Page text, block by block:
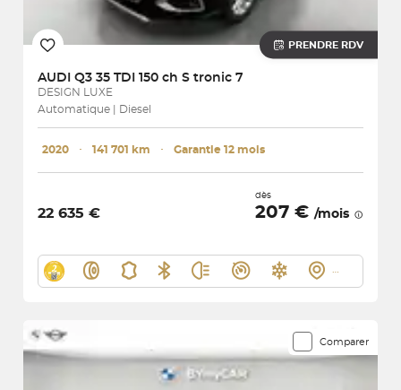
PRENDRE RDV
AUDI Q3 35 TDI 150 ch S tronic 7
DESIGN LUXE
Automatique | Diesel
2020 ･ 141 701 km ･ Garantie 12 mois
22 635 €
dès
207 € /mois
Comparer